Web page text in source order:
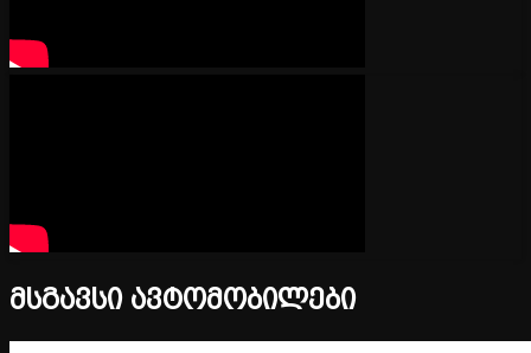
მსგავსი ავტომობილები